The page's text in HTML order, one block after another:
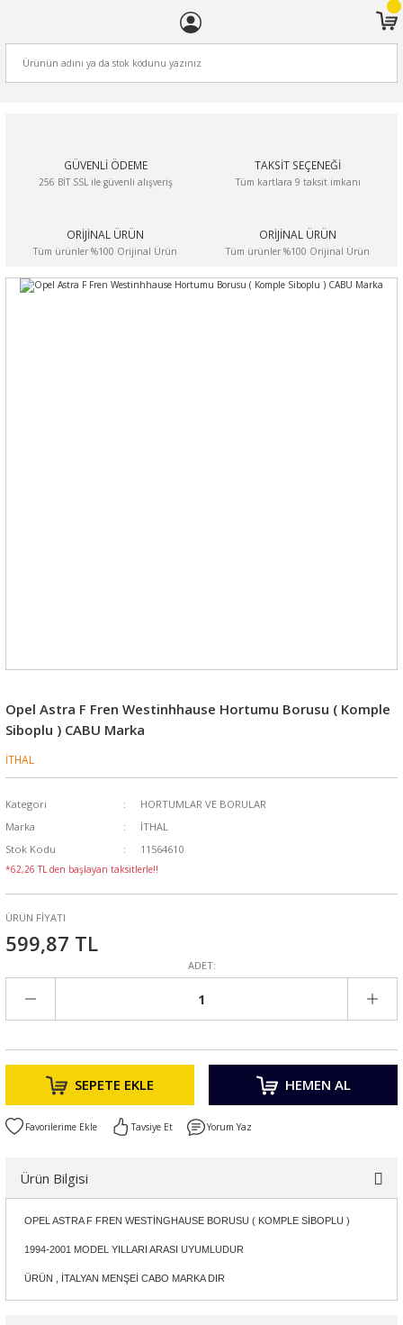
GÜVENLİ ÖDEME
256 BİT SSL ile güvenli alışveriş
TAKSİT SEÇENEĞİ
Tüm kartlara 9 taksit imkanı
ORİJİNAL ÜRÜN
Tüm ürünler %100 Orijinal Ürün
ORİJİNAL ÜRÜN
Tüm ürünler %100 Orijinal Ürün
Opel Astra F Fren Westinhhause Hortumu Borusu ( Komple
Siboplu ) CABU Marka
İTHAL
Kategori
HORTUMLAR VE BORULAR
Marka
İTHAL
Stok Kodu
11564610
*62,26 TL den başlayan taksitlerle!!
ÜRÜN FİYATI
599,87 TL
ADET:
SEPETE EKLE HEMEN AL
Tavsiye Et Yorum Yaz
Ürün Bilgisi
OPEL ASTRA F FREN WESTİNGHAUSE BORUSU ( KOMPLE SİBOPLU )
1994-2001 MODEL YILLARI ARASI UYUMLUDUR
ÜRÜN , İTALYAN MENŞEİ CABO MARKA DIR